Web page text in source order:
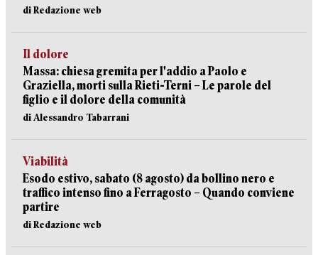
di Redazione web
Il dolore
Massa: chiesa gremita per l'addio a Paolo e
Graziella, morti sulla Rieti-Terni – Le parole del
figlio e il dolore della comunità
di Alessandro Tabarrani
Viabilità
Esodo estivo, sabato (8 agosto) da bollino nero e
traffico intenso fino a Ferragosto – Quando conviene
partire
di Redazione web